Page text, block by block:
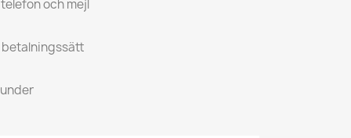
och mejl
betalningssätt